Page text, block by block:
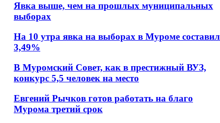
Явка выше, чем на прошлых муниципальных
выборах
На 10 утра явка на выборах в Муроме
3,49%
В Муромский Совет, как в престижный ВУЗ,
конкурс 5,5 человек на место
Евгений Рычков готов работать на благо
Мурома третий срок